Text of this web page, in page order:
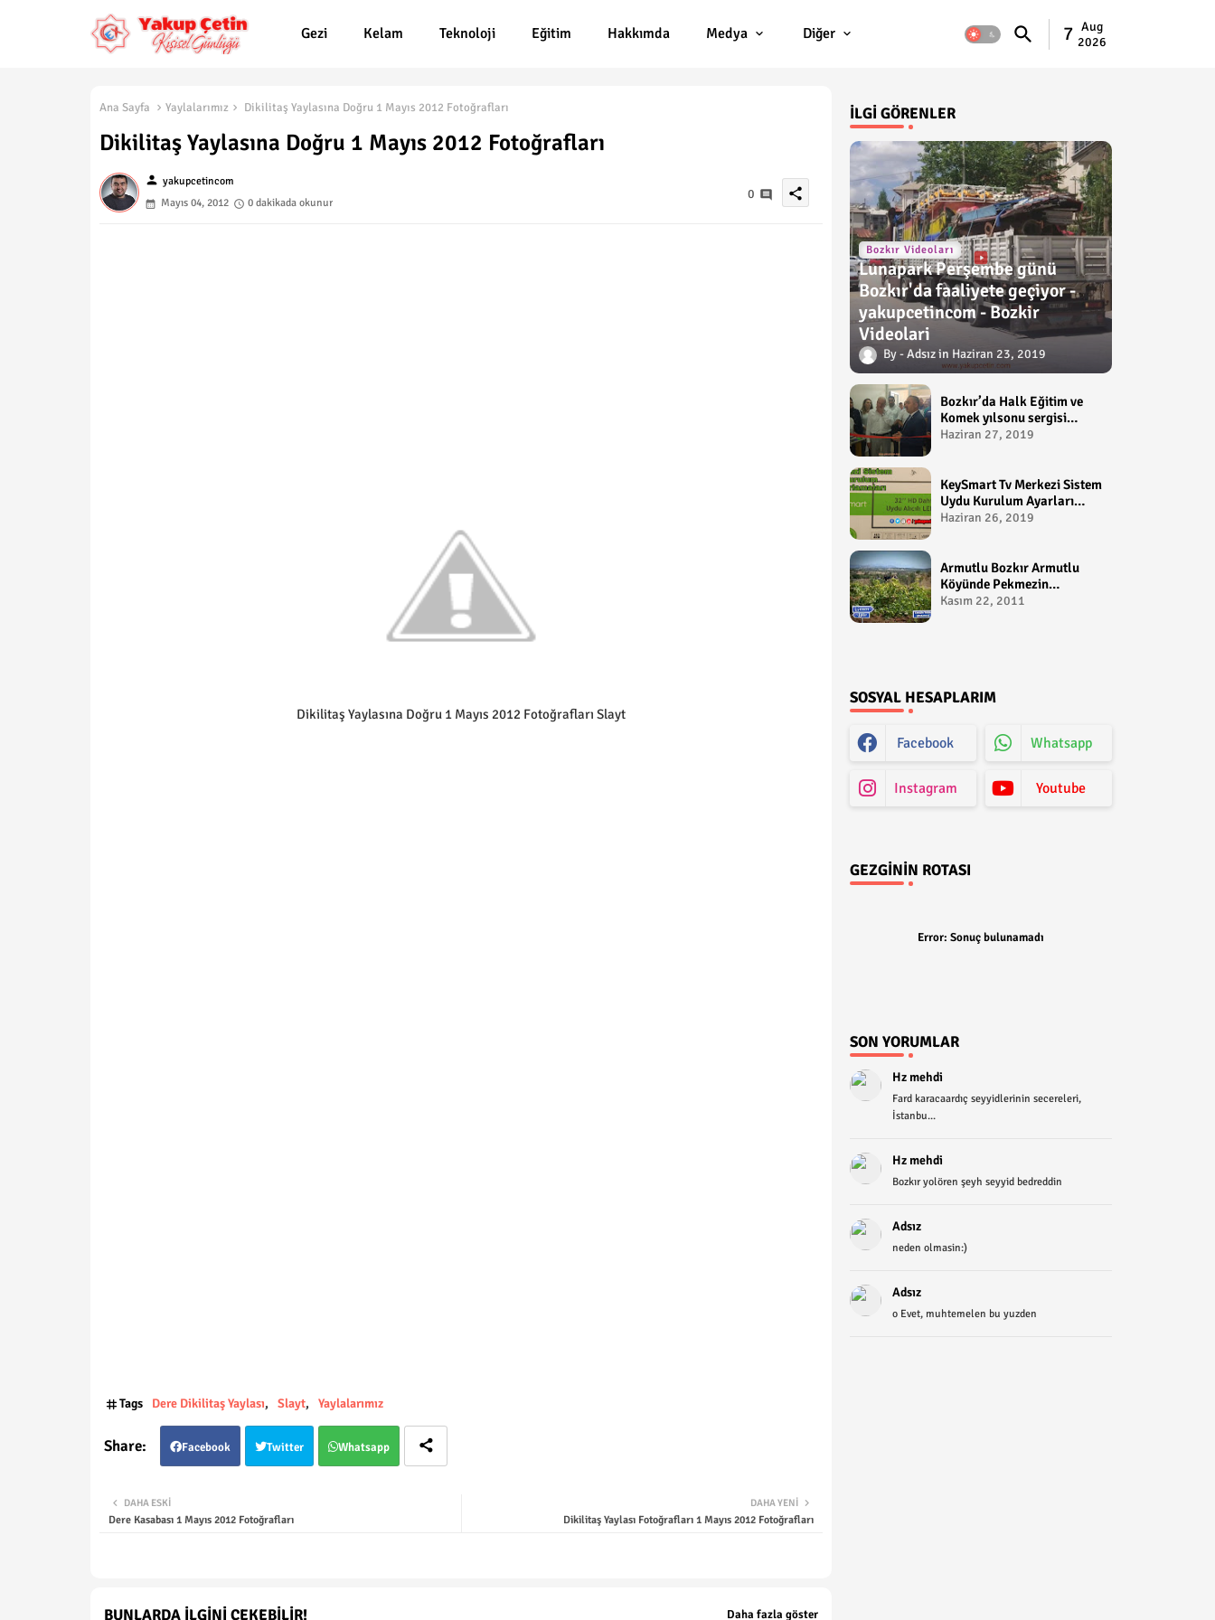
Gezi Kelam Teknoloji Eğitim Hakkımda Medya Diğer 7 Aug
2026
Ana Sayfa Yaylalarımız Dikilitaş Yaylasına Doğru 1 Mayıs 2012 Fotoğrafları
Dikilitaş Yaylasına Doğru 1 Mayıs 2012 Fotoğrafları
person yakupcetincom
Mayıs 04, 2012
0 dakikada okunur
0 share
Dikilitaş Yaylasına Doğru 1 Mayıs 2012 Fotoğrafları Slayt
Tags Dere Dikilitaş Yaylası Slayt Yaylalarımız
Facebook Twitter Whatsapp
DAHA YENI
Dikilitaş Yaylası Fotoğrafları 1 Mayıs 2012 Fotoğrafları
DAHA ESKI
Dere Kasabası 1 Mayıs 2012 Fotoğrafları
BUNLARDA İLGINI ÇEKEBILIR! Daha fazla göster
İLGI GÖRENLER
Bozkır Videoları
Lunapark Perşembe günü
Bozkır'da faaliyete geçiyor -
yakupcetincom - Bozkir
Videolari
Adsız Haziran 23, 2019
Bozkır’da Halk Eğitim ve
Komek yılsonu sergisi
gerçekleştirildi-
Haziran 27, 2019
KeySmart Tv Merkezi Sistem
Uydu Kurulum Ayarları
Video anlatım -
Haziran 26, 2019
Armutlu Bozkır Armutlu
Köyünde Pekmezin
Hikayesi:Gezen Bilir Kontv
Kasım 22, 2011
SOSYAL HESAPLARIM
Facebook Whatsapp
Instagram Youtube
GEZGININ ROTASI
Error: Sonuç bulunamadı
SON YORUMLAR
Hz mehdi
Fard karacaardıç seyyidlerinin secereleri,
İstanbu...
Hz mehdi
Bozkır yolören şeyh seyyid bedreddin
Adsız
neden olmasin:)
Adsız
o Evet, muhtemelen bu yuzden